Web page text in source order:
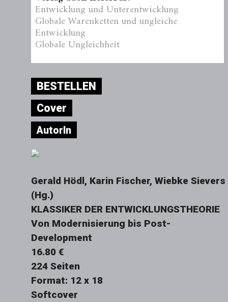
Entwicklung und Unterentwicklung
Globale Warenketten und ungleiche
Entwicklung
Globale Ungleichheit
BESTELLEN
Cover
AutorIn
Gerald Hödl, Karin Fischer, Wiebke Sievers
(Hg.)
KLASSIKER DER ENTWICKLUNGSTHEORIE
Von Modernisierung bis Post-
Development
16.80 €
224 Seiten
Format: 12 x 18
Softcover